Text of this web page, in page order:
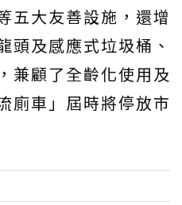
五大友善設施，還增
頭及感應式垃圾桶、
兼顧了全齡化使用及
廁車」屆時將停放市